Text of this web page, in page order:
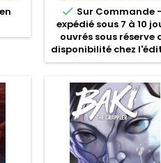
 Sur Commande -
expédié sous 7 à 10
ouvrés sous réserve
disponibilité chez